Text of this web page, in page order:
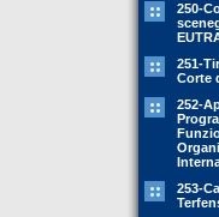
250-
251-
Corte
252-
253-